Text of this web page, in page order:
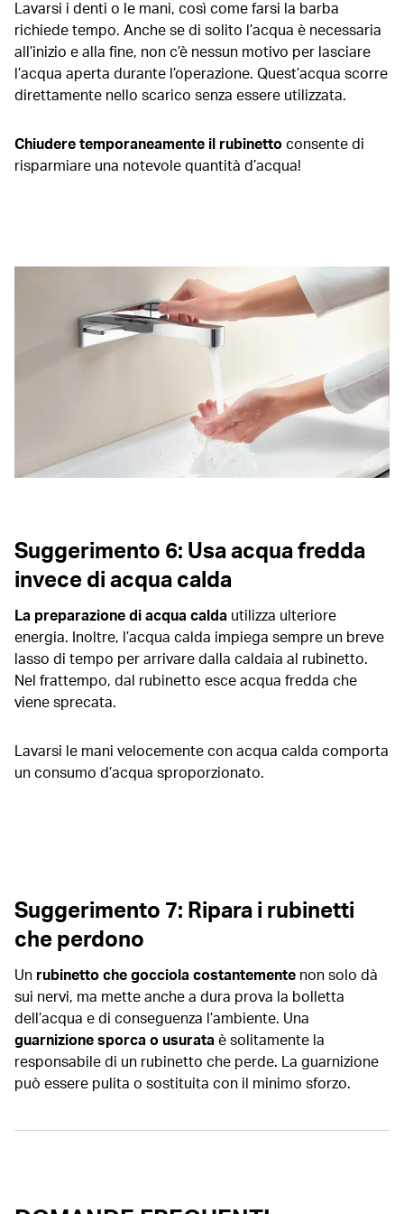
Lavarsi i denti o le mani, così come farsi la barba
richiede tempo. Anche se di solito l’acqua è necessaria
all’inizio e alla fine, non c’è nessun motivo per lasciare
l’acqua aperta durante l’operazione. Quest’acqua scorre
direttamente nello scarico senza essere utilizzata.
Chiudere temporaneamente il rubinettoconsente di
risparmiare una notevole quantità d’acqua!
Suggerimento 6: Usa acqua fredda
invece di acqua calda
La preparazione di acqua calda utilizza ulteriore
energia. Inoltre, l’acqua calda impiega sempre un breve
lasso di tempo per arrivare dalla caldaia al rubinetto.
Nel frattempo, dal rubinetto esce acqua fredda che
viene sprecata.
Lavarsi le mani velocemente con acqua calda comporta
un consumo d’acqua sproporzionato.
Suggerimento 7: Ripara i rubinetti
che perdono
Un rubinetto che gocciola costantemente non solo dà
sui nervi, ma mette anche a dura prova la bolletta
dell’acqua e di conseguenza l’ambiente. Una
guarnizione sporca o usurata è solitamente la
responsabile di un rubinetto che perde. La guarnizione
può essere pulita o sostituita con il minimo sforzo.